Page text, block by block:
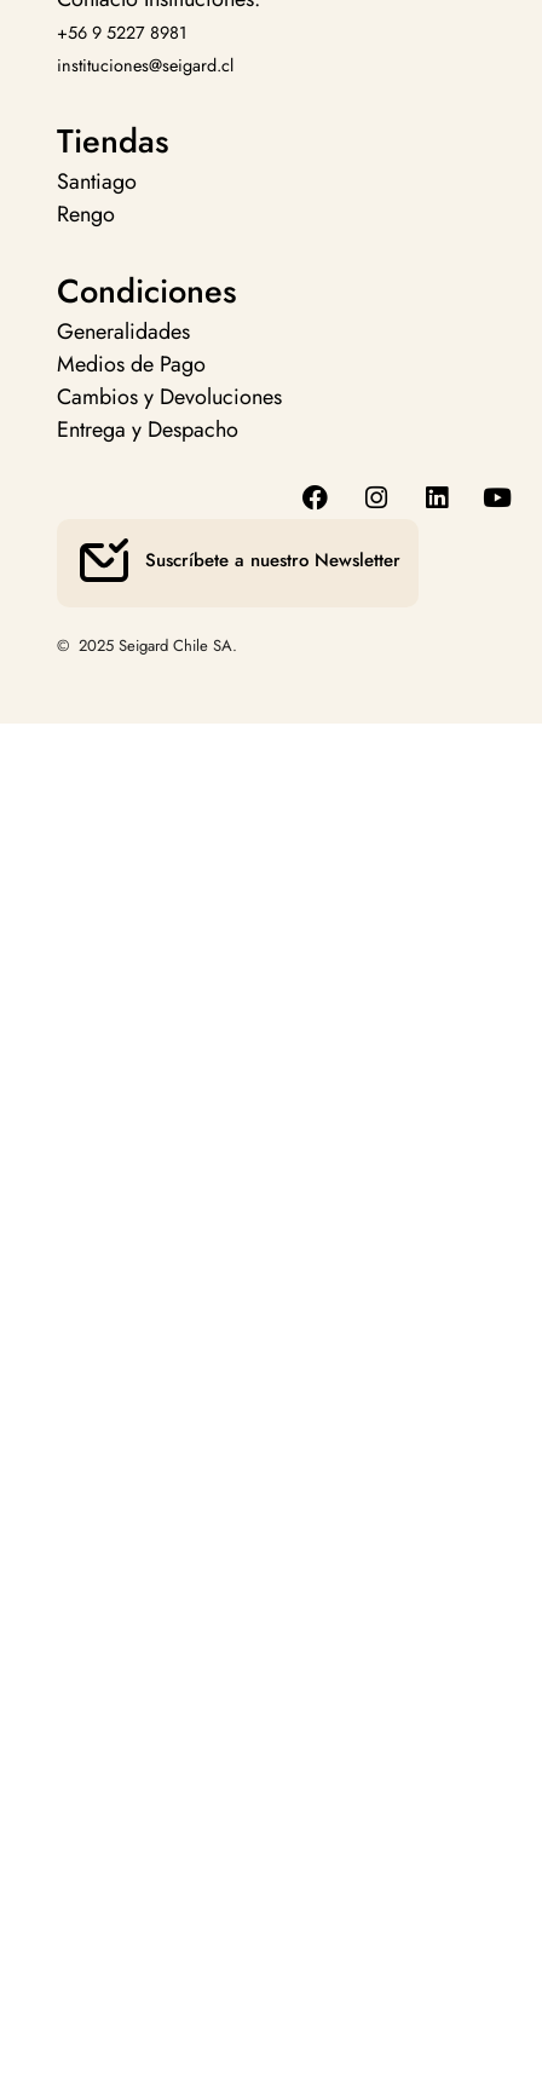
+56 9 5227 8981
instituciones@seigard.cl
Tiendas
Santiago
Rengo
Condiciones
Generalidades
Medios de Pago
Cambios y Devoluciones
Entrega y Despacho
Suscríbete a nuestro Newsletter
© 2025 Seigard Chile SA.